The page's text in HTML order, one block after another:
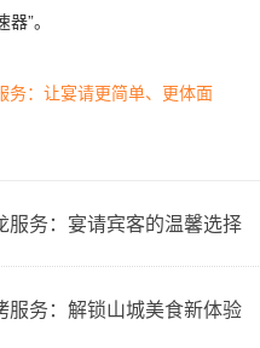
”。
务：让宴请更简单、更体面
服务：宴请宾客的温馨选择
服务：解锁山城美食新体验